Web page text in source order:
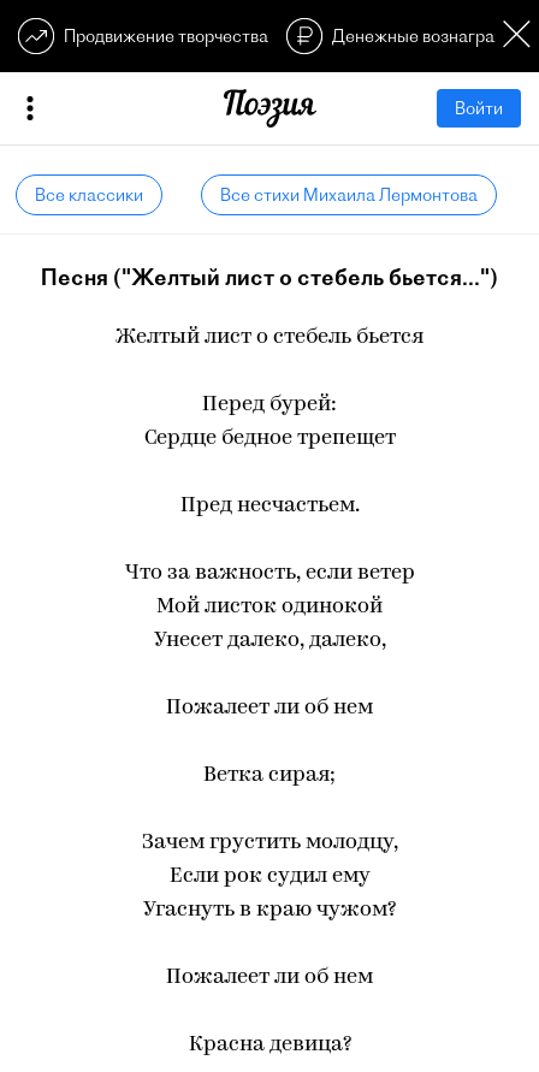
Продвижение творчества Денежные
Войти
Все классики Все стихи Михаила Лермонтова
Песня ("Желтый лист о стебель бьется...")
Желтый лист о стебель бьется
Перед бурей:
Сердце бедное трепещет
Пред несчастьем.
Что за важность, если ветер
Мой листок одинокой
Унесет далеко, далеко,
Пожалеет ли об нем
Ветка сирая;
Зачем грустить молодцу,
Если рок судил ему
Угаснуть в краю чужом?
Пожалеет ли об нем
Красна девица?